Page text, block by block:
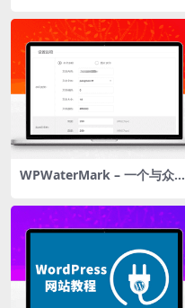
exNow
WPWaterMark – 一个与众不